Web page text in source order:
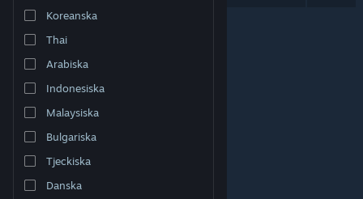
Skaffa Steams mobilapp
Se skrivbordswebbplats
Koreanska
Thai
Arabiska
Indonesiska
Malaysiska
Bulgariska
Tjeckiska
Danska